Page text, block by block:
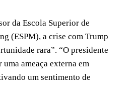
da Escola Superior de
(ESPM), a crise com Trump
rara”. “O presidente
ameaça externa em
um sentimento de